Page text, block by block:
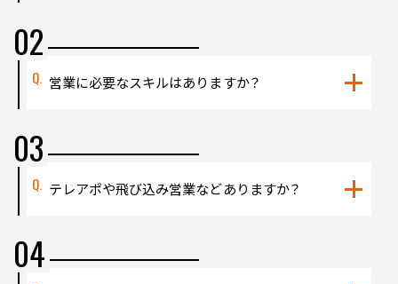
営業に必要なスキルはありますか？
テレアポや飛び込み営業などありますか？